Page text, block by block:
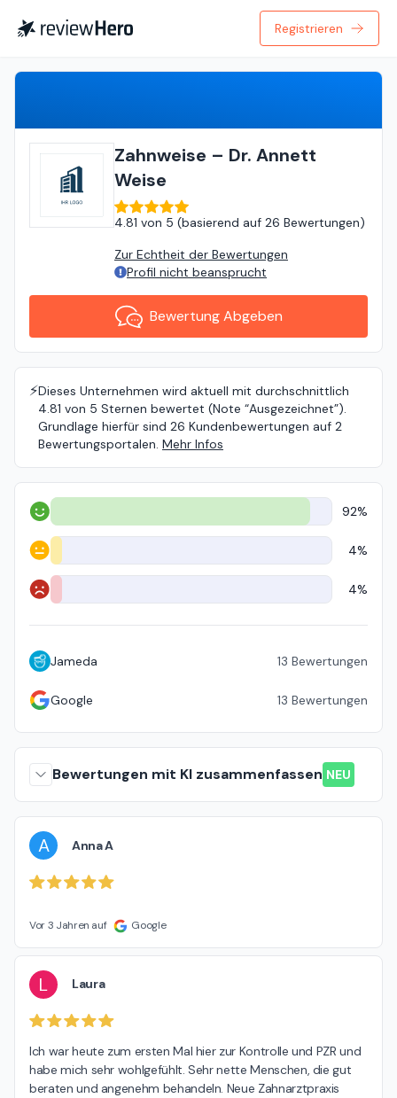
Registrieren
Zahnweise – Dr. Annett
Weise
4.81 von 5 (basierend auf 26 Bewertungen)
Zur Echtheit der Bewertungen
Profil nicht beansprucht
Bewertung Abgeben
⚡️Dieses Unternehmen wird aktuell mit durchschnittlich
4.81 von 5 Sternen bewertet (Note “Ausgezeichnet”).
Grundlage hierfür sind 26 Kundenbewertungen auf 2
Bewertungsportalen. Mehr Infos
Positiv 92%
Neutral 4%
Negativ 4%
Jameda 13 Bewertungen
Google 13 Bewertungen
Bewertungen mit KI zusammenfassen NEU
A Anna A
Vor 3 Jahren auf Google
L Laura
Ich war heute zum ersten Mal hier zur Kontrolle und PZR und
habe mich sehr wohlgefühlt. Sehr nette Menschen, die gut
beraten und angenehm behandeln. Neue Zahnarztpraxis